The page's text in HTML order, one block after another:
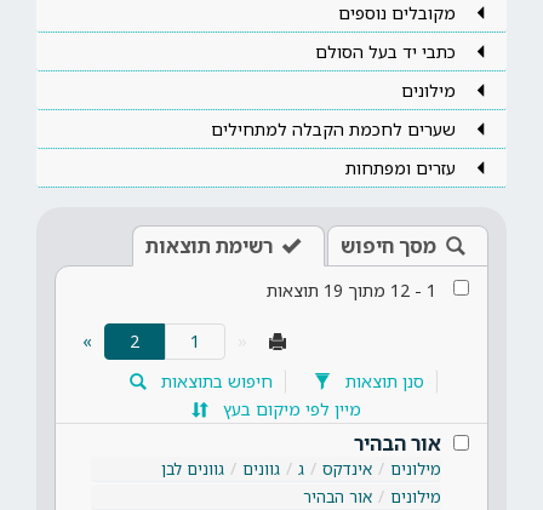
מקובלים נוספים
כתבי יד בעל הסולם
מילונים
שערים לחכמת הקבלה למתחילים
עזרים ומפתחות
מסך חיפוש רשימת תוצאות
1
-
12 מתוך 19 תוצאות
2
»
סנן תוצאות
חיפוש בתוצאות
מיין לפי מיקום בעץ
אור הבהיר
מילונים אינדקס ג גוונים
גוונים לבן
מילונים
אור הבהיר